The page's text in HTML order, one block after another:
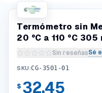
Termómetro sin
20 °C a 110 °C 305
Sin reseñasSé
Escribir una reseña del
SKU:CG-3501-01
$ 32.45